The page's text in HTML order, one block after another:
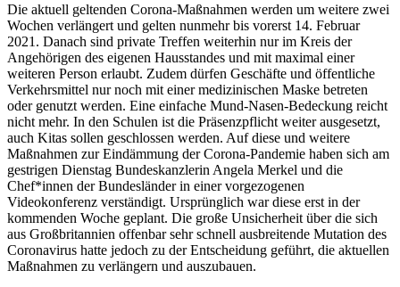
Die aktuell geltenden Corona-Maßnahmen werden um weitere zwei
Wochen verlängert und gelten nunmehr bis vorerst 14. Februar
2021. Danach sind private Treffen weiterhin nur im Kreis der
Angehörigen des eigenen Hausstandes und mit maximal einer
weiteren Person erlaubt. Zudem dürfen Geschäfte und öffentliche
Verkehrsmittel nur noch mit einer medizinischen Maske betreten
oder genutzt werden. Eine einfache Mund-Nasen-Bedeckung reicht
nicht mehr. In den Schulen ist die Präsenzpflicht weiter ausgesetzt,
auch Kitas sollen geschlossen werden. Auf diese und weitere
Maßnahmen zur Eindämmung der Corona-Pandemie haben sich am
gestrigen Dienstag Bundeskanzlerin Angela Merkel und die
Chef*innen der Bundesländer in einer vorgezogenen
Videokonferenz verständigt. Ursprünglich war diese erst in der
kommenden Woche geplant. Die große Unsicherheit über die sich
aus Großbritannien offenbar sehr schnell ausbreitende Mutation des
Coronavirus hatte jedoch zu der Entscheidung geführt, die aktuellen
Maßnahmen zu verlängern und auszubauen.